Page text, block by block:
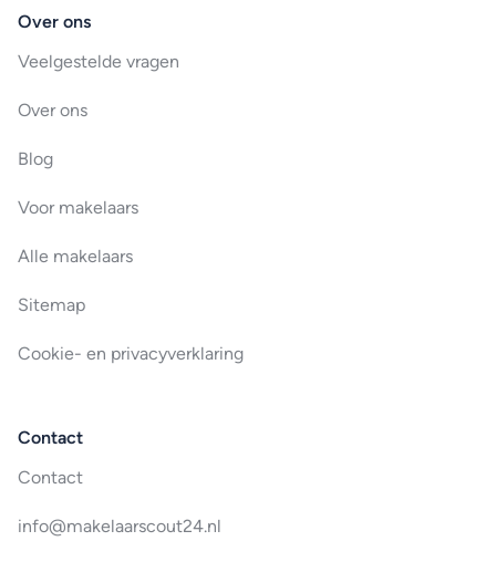
Over ons
Veelgestelde vragen
Over ons
Blog
Voor makelaars
Alle makelaars
Sitemap
Cookie- en privacyverklaring
Contact
Contact
info@makelaarscout24.nl